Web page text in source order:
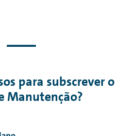
para subscrever o
Manutenção?